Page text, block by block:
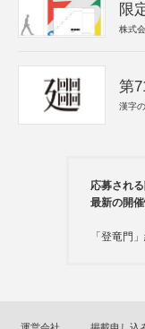
限
株式
第
漢字
応募され
最新の開
「登竜門